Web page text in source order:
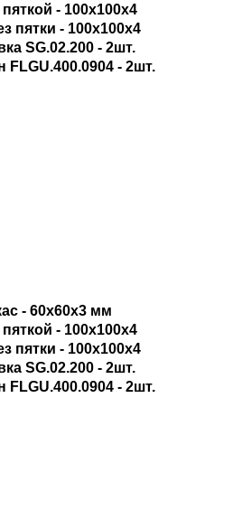
- 100х100х4
пятки - 100х100х4
SG.02.200 - 2шт.
FLGU.400.0904 - 2шт.
- 60х60х3 мм
- 100х100х4
пятки - 100х100х4
SG.02.200 - 2шт.
FLGU.400.0904 - 2шт.